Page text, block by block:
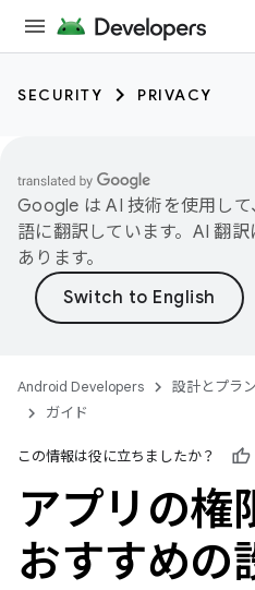
SECURITY PRIVACY
Google は AI 技術を使用し
語に翻訳しています。AI 翻
あります。
Android Developers 設計とプラ
ガイド
この情報は役に立ちましたか？
アプリの権
おすすめの